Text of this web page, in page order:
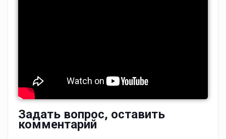
Задать вопрос, оставить
комментарий